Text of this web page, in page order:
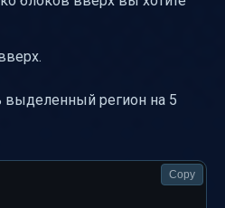
выделенный регион на 5
Copy